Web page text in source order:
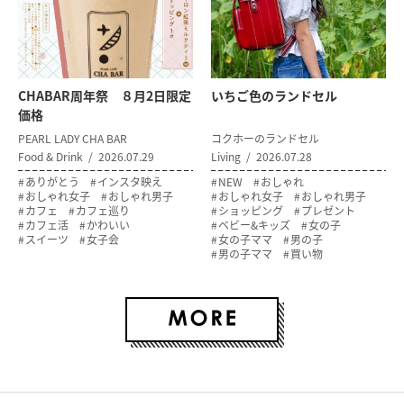
CHABAR周年祭 ８月2日限定
価格
PEARL LADY CHA BAR
Food & Drink
2026.07.29
ありがとう
インスタ映え
おしゃれ女子
おしゃれ男子
カフェ
カフェ巡り
カフェ活
かわいい
スイーツ
女子会
いちご色のランドセル
コクホーのランドセル
Living
2026.07.28
NEW
おしゃれ
おしゃれ女子
おしゃれ男子
ショッピング
プレゼント
ベビー&キッズ
女の子
女の子ママ
男の子
男の子ママ
買い物